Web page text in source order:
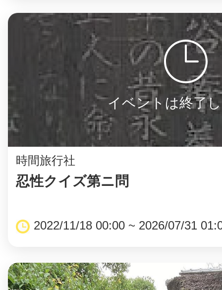
イベントは終了
時間旅行社
忍性クイズ第ニ問
2022/11/18 00:00 ~ 2026/07/31
©︎ KAYAC Inc. All